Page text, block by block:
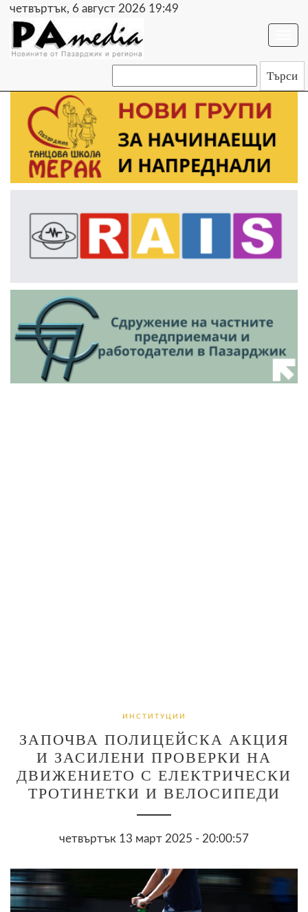
четвъртък, 6 август 2026 19:49
ИНСТИТУЦИИ
ЗАПОЧВА ПОЛИЦЕЙСКА АКЦИЯ
И ЗАСИЛЕНИ ПРОВЕРКИ НА
ДВИЖЕНИЕТО С ЕЛЕКТРИЧЕСКИ
ТРОТИНЕТКИ И ВЕЛОСИПЕДИ
четвъртък 13 март 2025 - 20:00:57